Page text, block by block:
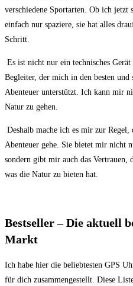
verschiedene⁢ Sportarten. Ob ich jetzt
einfach ‌nur spaziere,⁣ sie hat alles‌
Schritt.
Es ​ist nicht⁤ nur ein technisches
Begleiter, der mich ⁤in den besten
Abenteuer unterstützt. Ich kann mir
Natur‍ zu gehen.
Deshalb mache ich‍ es⁤ mir zur
Abenteuer gehe. Sie bietet mir nicht
sondern gibt mir ‌auch das Vertrauen,
was die ⁢Natur zu‌ bieten hat.
Bestseller – Die aktuell‍
Markt
Ich habe hier die beliebtesten⁣ GPS
für⁤ dich⁤ zusammengestellt. Diese